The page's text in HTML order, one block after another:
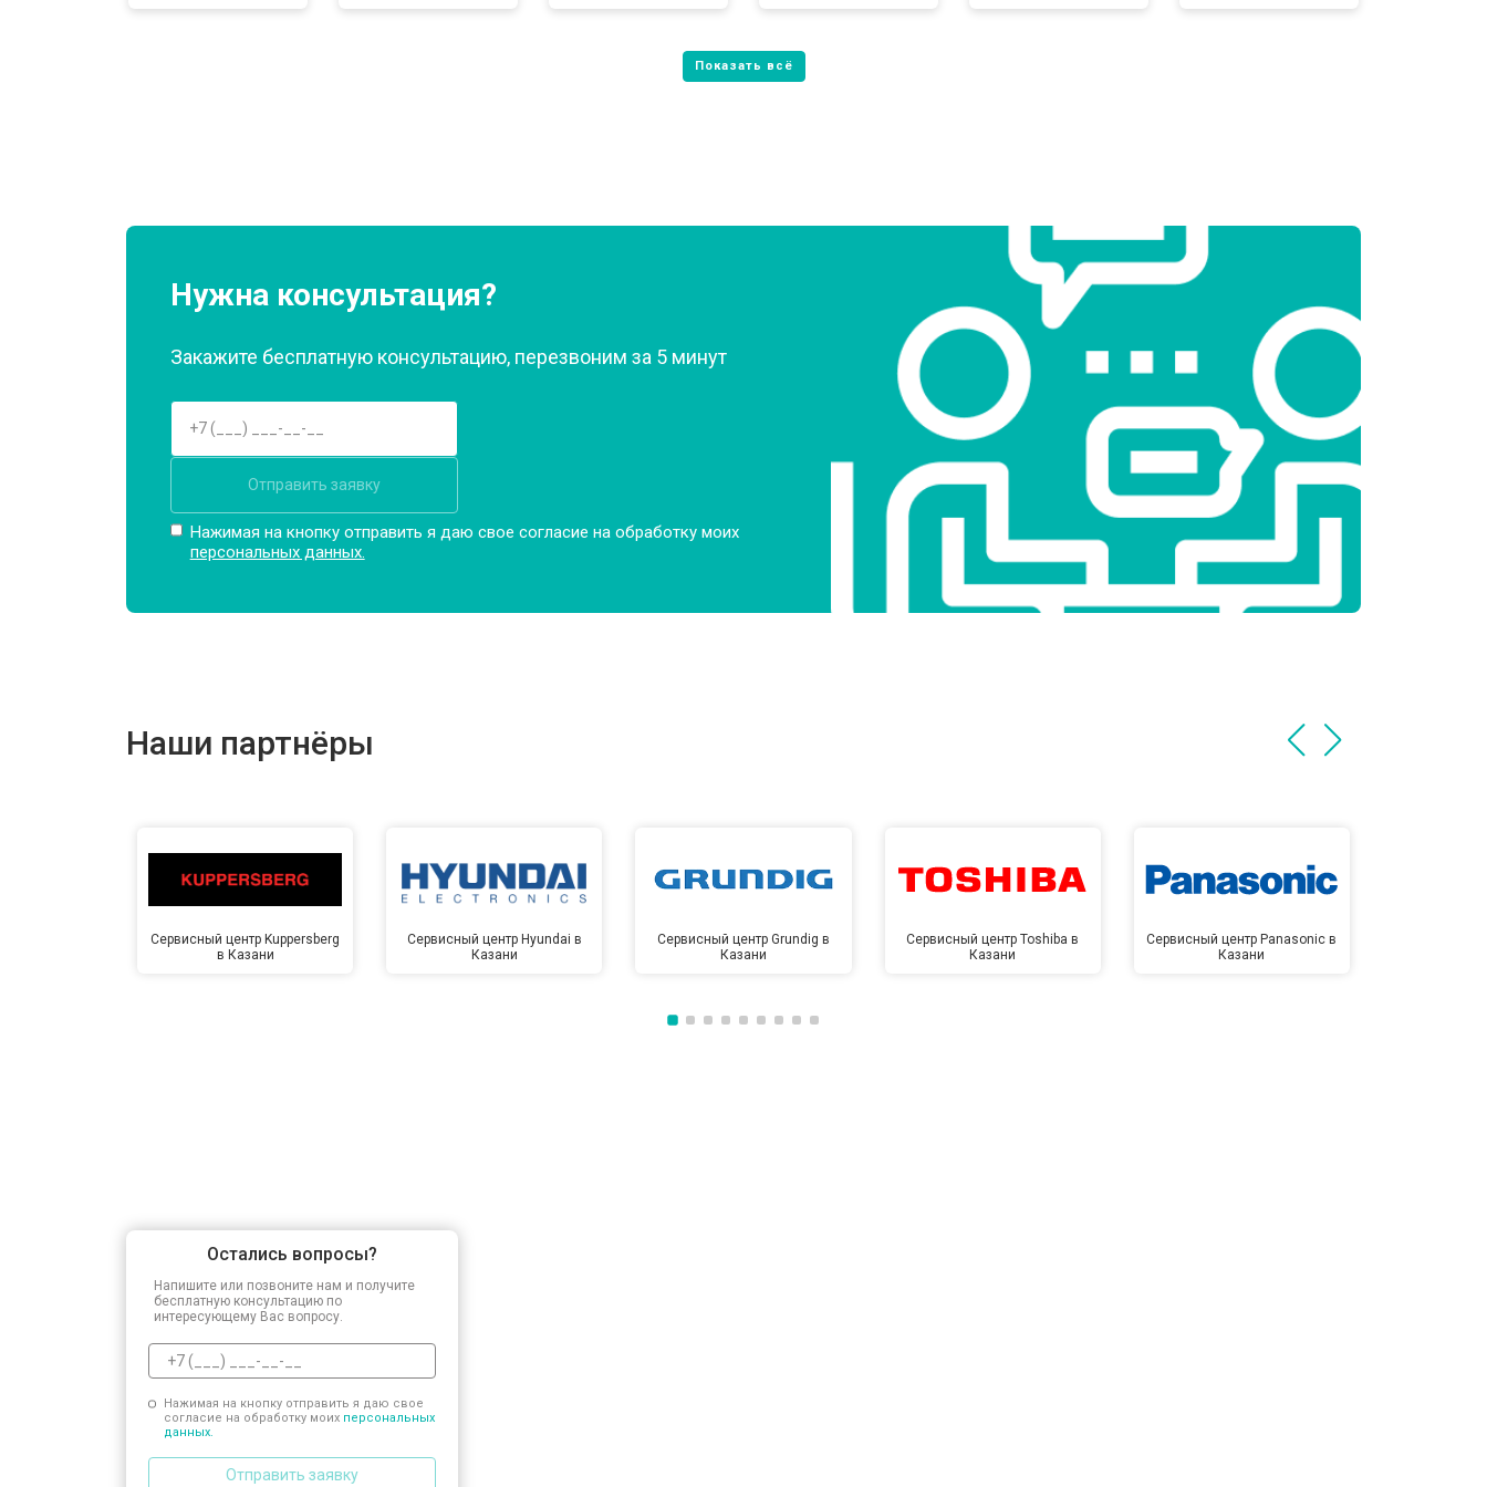
от 80 мин
Нужна консультация?
Закажите бесплатную консультацию, перезвоним за 5 минут
Отправить заявку
Нажимая на кнопку отправить я даю свое согласие на обработку моих
персональных данных.
Наши партнёры
Сервисный центр Kuppersberg
в Казани
Сервисный центр Hyundai в
Казани
Сервисный центр Grundig в
Казани
Сервисный центр Toshiba в
Казани
Сервисный центр Panasonic в
Казани
Остались вопросы?
Напишите или позвоните нам и получите
бесплатную консультацию по
интересующему Вас вопросу.
Нажимая на кнопку отправить я даю свое
согласие на обработку моих персональных
данных.
Отправить заявку